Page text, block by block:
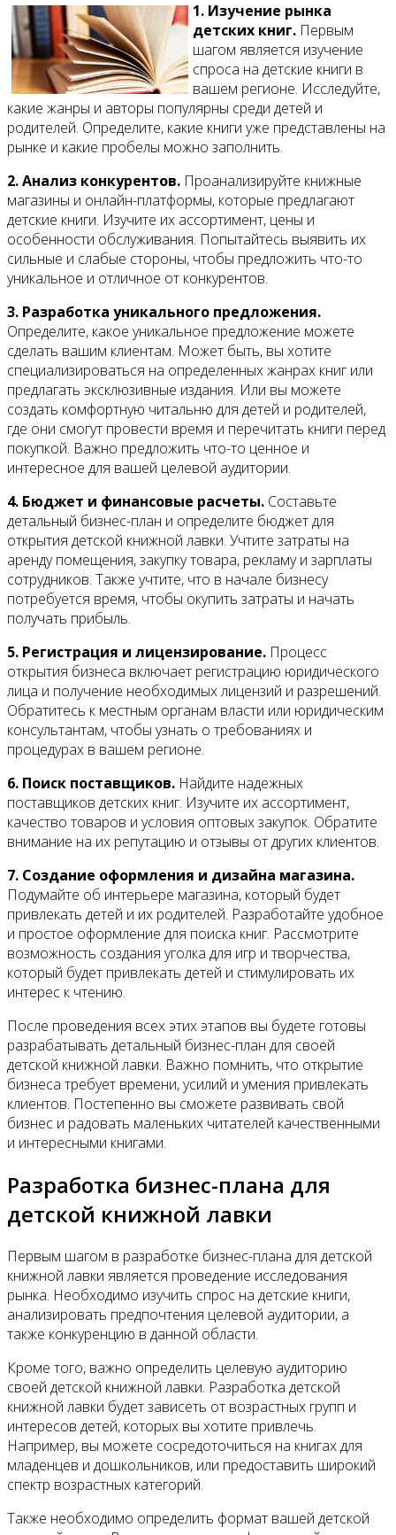
1. Изучение рынка
детских книг. Первым
шагом является изучение
спроса на детские книги в
вашем регионе. Исследуйте,
какие жанры и авторы популярны среди детей и
родителей. Определите, какие книги уже представлены на
рынке и какие пробелы можно заполнить.
2. Анализ конкурентов. Проанализируйте книжные
магазины и онлайн-платформы, которые предлагают
детские книги. Изучите их ассортимент, цены и
особенности обслуживания. Попытайтесь выявить их
сильные и слабые стороны, чтобы предложить что-то
уникальное и отличное от конкурентов.
3. Разработка уникального предложения.
Определите, какое уникальное предложение можете
сделать вашим клиентам. Может быть, вы хотите
специализироваться на определенных жанрах книг или
предлагать эксклюзивные издания. Или вы можете
создать комфортную читальню для детей и родителей,
где они смогут провести время и перечитать книги перед
покупкой. Важно предложить что-то ценное и
интересное для вашей целевой аудитории.
4. Бюджет и финансовые расчеты. Составьте
детальный бизнес-план и определите бюджет для
открытия детской книжной лавки. Учтите затраты на
аренду помещения, закупку товара, рекламу и зарплаты
сотрудников. Также учтите, что в начале бизнесу
потребуется время, чтобы окупить затраты и начать
получать прибыль.
5. Регистрация и лицензирование. Процесс
открытия бизнеса включает регистрацию юридического
лица и получение необходимых лицензий и разрешений.
Обратитесь к местным органам власти или юридическим
консультантам, чтобы узнать о требованиях и
процедурах в вашем регионе.
6. Поиск поставщиков. Найдите надежных
поставщиков детских книг. Изучите их ассортимент,
качество товаров и условия оптовых закупок. Обратите
внимание на их репутацию и отзывы от других клиентов.
7. Создание оформления и дизайна магазина.
Подумайте об интерьере магазина, который будет
привлекать детей и их родителей. Разработайте удобное
и простое оформление для поиска книг. Рассмотрите
возможность создания уголка для игр и творчества,
который будет привлекать детей и стимулировать их
интерес к чтению.
После проведения всех этих этапов вы будете готовы
разрабатывать детальный бизнес-план для своей
детской книжной лавки. Важно помнить, что открытие
бизнеса требует времени, усилий и умения привлекать
клиентов. Постепенно вы сможете развивать свой
бизнес и радовать маленьких читателей качественными
и интересными книгами.
Разработка бизнес-плана для
детской книжной лавки
Первым шагом в разработке бизнес-плана для детской
книжной лавки является проведение исследования
рынка. Необходимо изучить спрос на детские книги,
анализировать предпочтения целевой аудитории, а
также конкуренцию в данной области.
Кроме того, важно определить целевую аудиторию
своей детской книжной лавки. Разработка детской
книжной лавки будет зависеть от возрастных групп и
интересов детей, которых вы хотите привлечь.
Например, вы можете сосредоточиться на книгах для
младенцев и дошкольников, или предоставить широкий
спектр возрастных категорий.
Также необходимо определить формат вашей детской